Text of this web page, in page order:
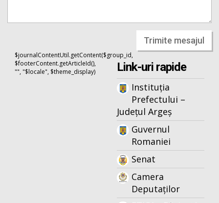
Trimite mesajul
$journalContentUtil.getContent($group_id,
$footerContent.getArticleId(),
"", "$locale", $theme_display)
Link-uri rapide
Instituția
Prefectului –
Județul Argeș
Guvernul
Romaniei
Senat
Camera
Deputaților